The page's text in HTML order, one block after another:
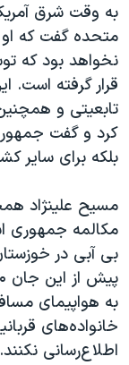
اعتراضات مردمی
اسرائیل در جنگ
نرگس محمدی
همایش
صفحه‌های ویژه
سفر پرزیدنت
به وقت شرق
متحده گفت که
نخواهد بود که
قرار گرفته است.
تابعیتی و همچنین
کرد و گفت
بلکه برای سایر
مسیح علینژاد
مکالمه جمهوری
بی آبی در
خانواده‌های
اطلاع‌رسانی نکنند.